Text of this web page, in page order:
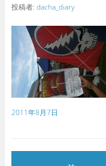
投稿者: dacha_diary
2011年8月7日